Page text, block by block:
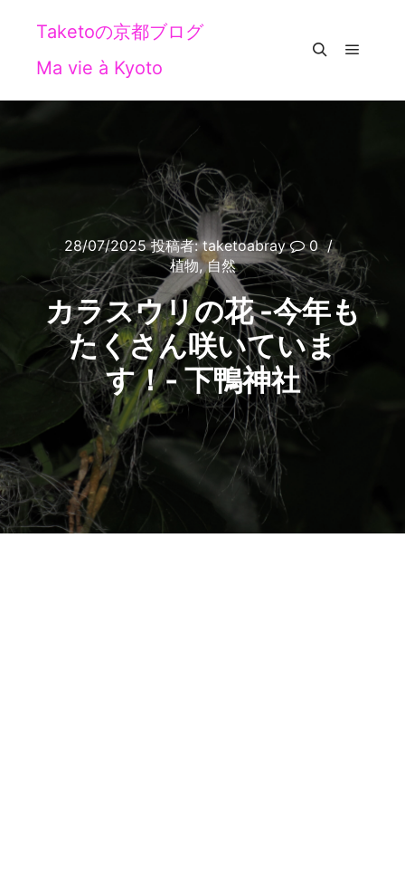
Taketoの京都ブログ
Ma vie à Kyoto
28/07/2025投稿者:taketoabray
0
植物,自然
カラスウリの花 -今年も
たくさん咲いていま
す！‐ 下鴨神社